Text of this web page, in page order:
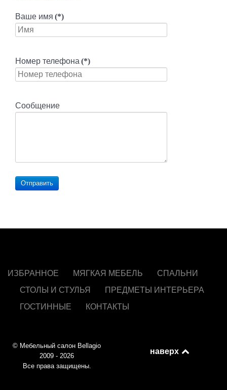
Ваше имя (*)
Номер телефона (*)
Сообщение
Отправить
ИЗБРАННОЕ МЯГКАЯ МЕБЕЛЬ
СПАЛЬНИ
СТОЛЫ И СТУЛЬЯ
ПРЕДМЕТЫ ИНТЕРЬЕРА
ГОСТИННЫЕ
КОНТАКТЫ
© Мебельный салон Bellagio
2009 - 2026
Все права защищены.
наверх